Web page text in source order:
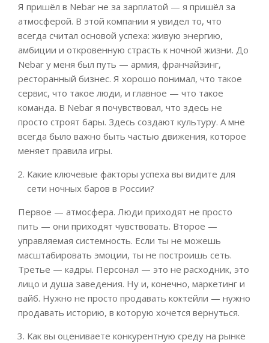
Я пришёл в Nebar не за зарплатой — я пришёл за
атмосферой. В этой компании я увидел то, что
всегда считал основой успеха: живую энергию,
амбиции и откровенную страсть к ночной жизни. До
Nebar у меня был путь — армия, франчайзинг,
ресторанный бизнес. Я хорошо понимал, что такое
сервис, что такое люди, и главное — что такое
команда. В Nebar я почувствовал, что здесь не
просто строят бары. Здесь создают культуру. А мне
всегда было важно быть частью движения, которое
меняет правила игры.
Какие ключевые факторы успеха вы видите для
сети ночных баров в России?
Первое — атмосфера. Люди приходят не просто
пить — они приходят чувствовать. Второе —
управляемая системность. Если ты не можешь
масштабировать эмоции, ты не построишь сеть.
Третье — кадры. Персонал — это не расходник, это
лицо и душа заведения. Ну и, конечно, маркетинг и
вайб. Нужно не просто продавать коктейли — нужно
продавать историю, в которую хочется вернуться.
Как вы оцениваете конкурентную среду на рынке